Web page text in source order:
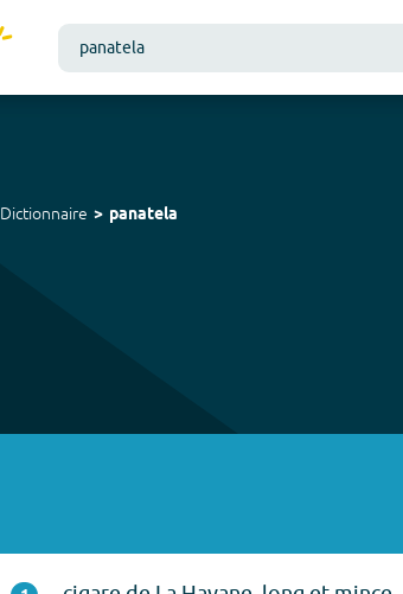
Dictionnaire panatela